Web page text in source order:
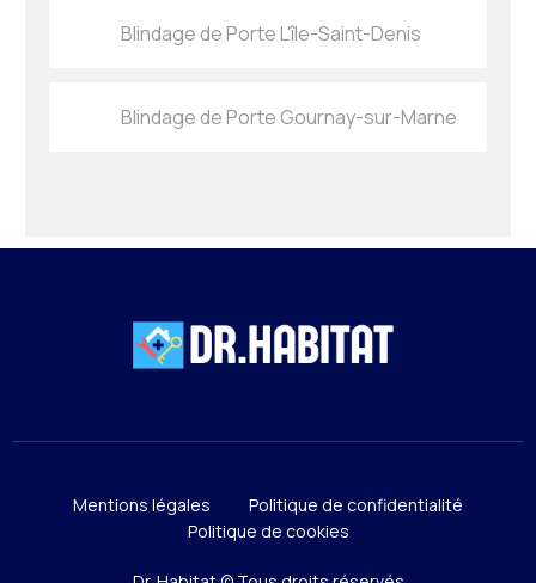
Blindage de Porte L'île-Saint-Denis
Blindage de Porte Gournay-sur-Marne
Mentions légales
Politique de confidentialité
Politique de cookies